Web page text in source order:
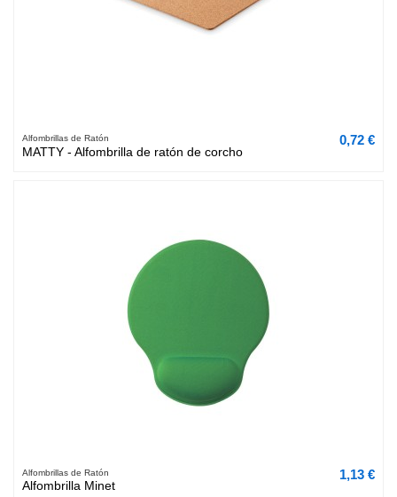
Alfombrillas de Ratón
MATTY - Alfombrilla de ratón de corcho
0,72 €
Alfombrillas de Ratón
Alfombrilla Minet
1,13 €